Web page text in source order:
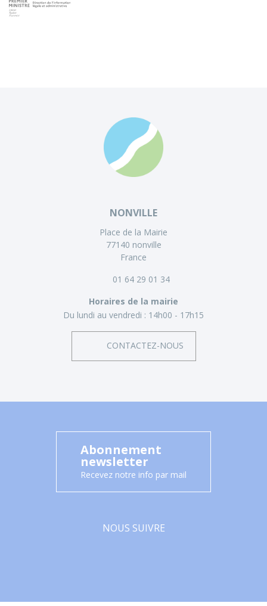
NONVILLE
Place de la Mairie
77140 nonville
France
01 64 29 01 34
Horaires de la mairie
Du lundi au vendredi : 14h00 - 17h15
CONTACTEZ-NOUS
Abonnement
newsletter
Recevez notre info par mail
NOUS SUIVRE